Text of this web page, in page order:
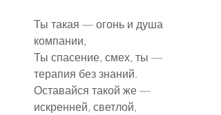
Ты такая — огонь и душа
компании,
Ты спасение, смех, ты —
терапия без знаний.
Оставайся такой же —
искренней, светлой,